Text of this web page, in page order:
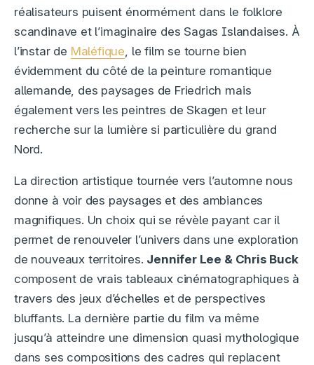
réalisateurs puisent énormément dans le folklore
scandinave et l’imaginaire des Sagas Islandaises. À
l’instar de Maléfique , le film se tourne bien
évidemment du côté de la peinture romantique
allemande, des paysages de Friedrich mais
également vers les peintres de Skagen et leur
recherche sur la lumière si particulière du grand
Nord.
La direction artistique tournée vers l’automne nous
donne à voir des paysages et des ambiances
magnifiques. Un choix qui se révèle payant car il
permet de renouveler l’univers dans une exploration
de nouveaux territoires. Jennifer Lee & Chris Buck
composent de vrais tableaux cinématographiques à
travers des jeux d’échelles et de perspectives
bluffants. La dernière partie du film va même
jusqu’à atteindre une dimension quasi mythologique
dans ses compositions des cadres qui replacent